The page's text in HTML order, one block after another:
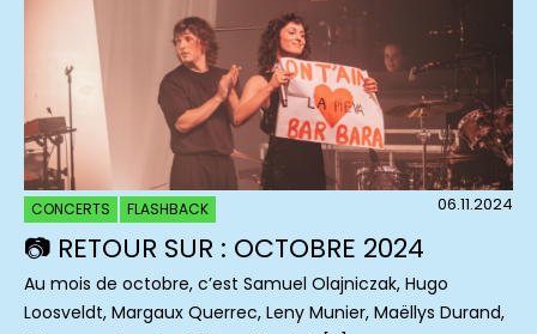
CONCERTS FLASHBACK 06.11.2024
📷 RETOUR SUR : OCTOBRE 2024
Au mois de octobre, c’est Samuel Olajniczak, Hugo
Loosveldt, Margaux Querrec, Leny Munier, Maëllys Durand,